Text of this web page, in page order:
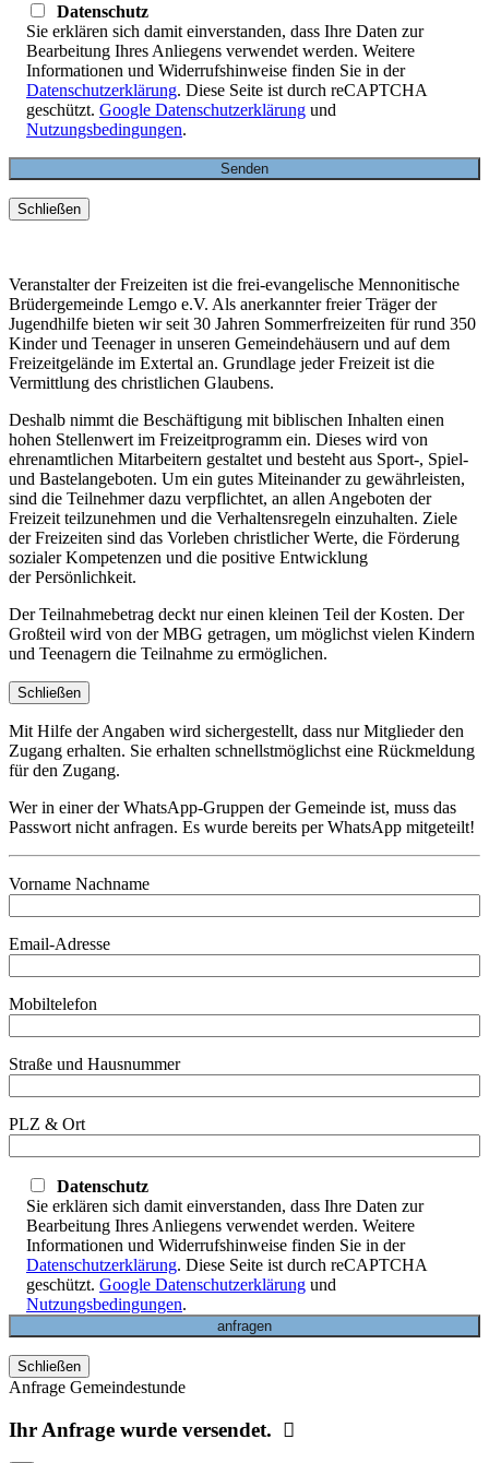
Datenschutz
Sie erklären sich damit einverstanden, dass Ihre Daten zur
Bearbeitung Ihres Anliegens verwendet werden. Weitere
Informationen und Widerrufshinweise finden Sie in der
Datenschutzerklärung. Diese Seite ist durch reCAPTCHA
geschützt. Google Datenschutzerklärung und
Nutzungsbedingungen.
Schließen
Veranstalter der Freizeiten ist die frei-evangelische Mennonitische
Brüdergemeinde Lemgo e.V. Als anerkannter freier Träger der
Jugendhilfe bieten wir seit 30 Jahren Sommerfreizeiten für rund 350
Kinder und Teenager in unseren Gemeindehäusern und auf dem
Freizeitgelände im Extertal an. Grundlage jeder Freizeit ist die
Vermittlung des christlichen Glaubens.
Deshalb nimmt die Beschäftigung mit biblischen Inhalten einen
hohen Stellenwert im Freizeitprogramm ein. Dieses wird von
ehrenamtlichen Mitarbeitern gestaltet und besteht aus Sport-, Spiel-
und Bastelangeboten. Um ein gutes Miteinander zu gewährleisten,
sind die Teilnehmer dazu verpflichtet, an allen Angeboten der
Freizeit teilzunehmen und die Verhaltensregeln einzuhalten. Ziele
der Freizeiten sind das Vorleben christlicher Werte, die Förderung
sozialer Kompetenzen und die positive Entwicklung
der Persönlichkeit.
Der Teilnahmebetrag deckt nur einen kleinen Teil der Kosten. Der
Großteil wird von der MBG getragen, um möglichst vielen Kindern
und Teenagern die Teilnahme zu ermöglichen.
Schließen
Mit Hilfe der Angaben wird sichergestellt, dass nur Mitglieder den
Zugang erhalten. Sie erhalten schnellstmöglichst eine Rückmeldung
für den Zugang.
Wer in einer der WhatsApp-Gruppen der Gemeinde ist, muss das
Passwort nicht anfragen. Es wurde bereits per WhatsApp mitgeteilt!
Vorname Nachname
Email-Adresse
Mobiltelefon
Straße und Hausnummer
PLZ & Ort
Datenschutz
Sie erklären sich damit einverstanden, dass Ihre Daten zur
Bearbeitung Ihres Anliegens verwendet werden. Weitere
Informationen und Widerrufshinweise finden Sie in der
Datenschutzerklärung. Diese Seite ist durch reCAPTCHA
geschützt. Google Datenschutzerklärung und
Nutzungsbedingungen.
Schließen
Anfrage Gemeindestunde
Ihr Anfrage wurde versendet.